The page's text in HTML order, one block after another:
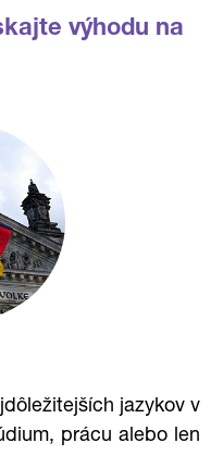
výhodu na
jazykov v
prácu alebo len